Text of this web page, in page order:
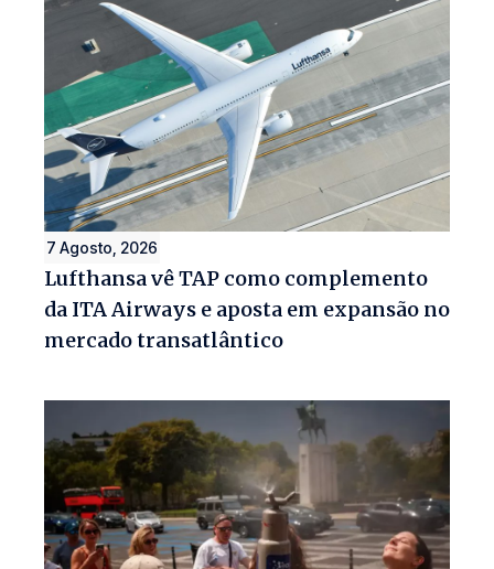
7 Agosto, 2026
Lufthansa vê TAP como complemento
da ITA Airways e aposta em expansão no
mercado transatlântico